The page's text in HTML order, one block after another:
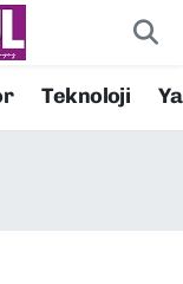
Teknoloji